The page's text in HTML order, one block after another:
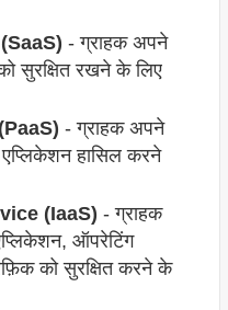
- ग्राहक अपने
सुरक्षित रखने के लिए
- ग्राहक अपने
हासिल करने
(IaaS) - ग्राहक
ऑपरेटिंग
को सुरक्षित करने के